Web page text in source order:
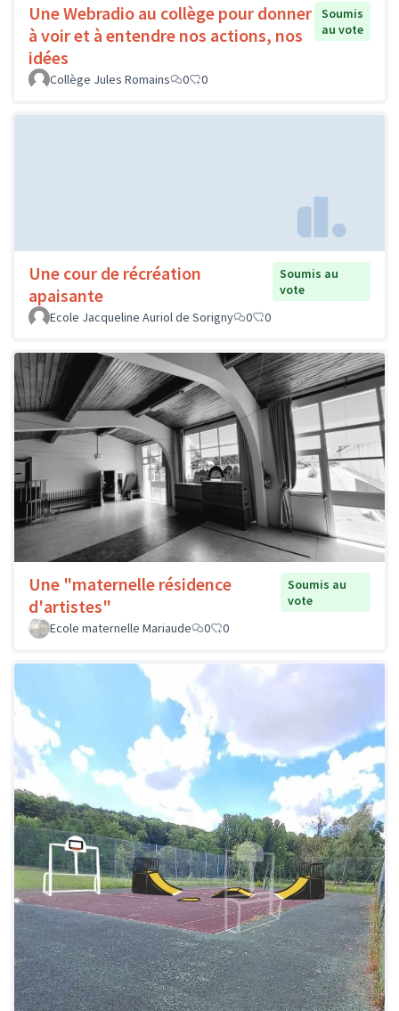
Une Webradio au collège pour donner
à voir et à entendre nos actions, nos
idées
Soumis
au vote
Collège Jules Romains 0 0
Une cour de récréation
apaisante
Soumis au
vote
Ecole Jacqueline Auriol de Sorigny
0 0
Une "maternelle résidence
d'artistes"
Soumis au
vote
Ecole maternelle Mariaude
0 0